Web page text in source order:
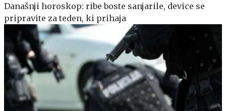
Današnji horoskop: ribe boste sanjarile, device se
pripravite za teden, ki prihaja